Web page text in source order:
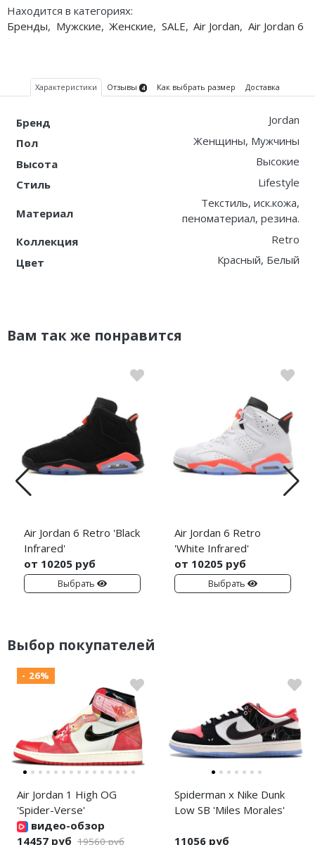
Находится в категориях:
Бренды, Мужские, Женские, SALE, Air Jordan, Air Jordan 6
Характеристики Отзывы 4 Как выбрать размер Доставка
Бренд
Jordan
Пол
Женщины, Мужчины
Высота
Высокие
Стиль
Lifestyle
Материал
Текстиль, иск.кожа,
пеноматериал, резина.
Коллекция
Retro
Цвет
Красный, Белый
Вам так же понравится
Air Jordan 6 Retro 'Black
Infrared'
от 10205 руб
Выбрать
Air Jordan 6 Retro
'White Infrared'
от 10205 руб
Выбрать
Выбор покупателей
- 26%
Air Jordan 1 High OG
'Spider-Verse'
видео-обзор
14457 руб 19560 руб
Spiderman x Nike Dunk
Low SB 'Miles Morales'
11056 руб
Nike Foamposite